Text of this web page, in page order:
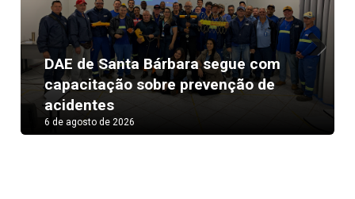
Bárbara segue com
sobre prevenção de
3ª Divisão
Nova
Previous Next